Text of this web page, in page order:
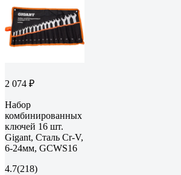
2 074 ₽
Набор
комбинированных
ключей 16 шт.
Gigant, Сталь Cr-V,
6-24мм, GCWS16
4.7(218)